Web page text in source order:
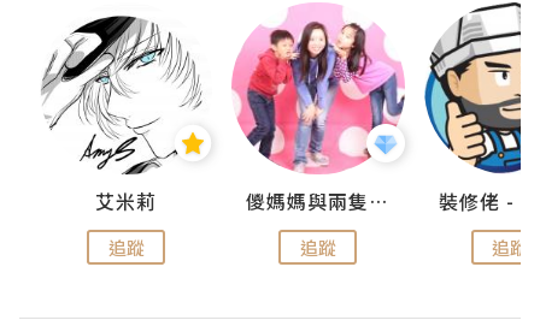
艾米莉
追蹤
儍媽媽與兩隻小魔怪之家
追蹤 追蹤